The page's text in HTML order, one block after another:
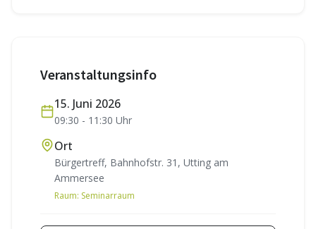
Veranstaltungsinfo
15. Juni 2026
09:30 - 11:30 Uhr
Ort
Bürgertreff, Bahnhofstr. 31, Utting am
Ammersee
Raum: Seminarraum